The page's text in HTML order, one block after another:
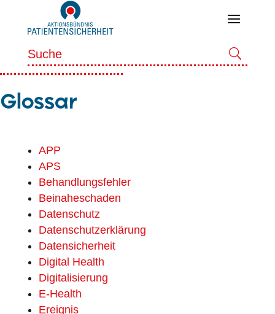
Glossar
APP
APS
Behandlungsfehler
Beinaheschaden
Datenschutz
Datenschutzerklärung
Datensicherheit
Digital Health
Digitalisierung
E-Health
Ereignis